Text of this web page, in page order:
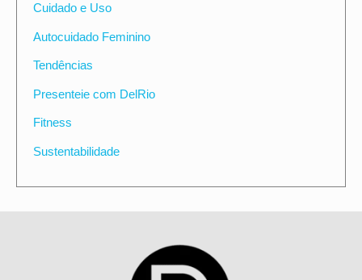
Cuidado e Uso
Autocuidado Feminino
Tendências
Presenteie com DelRio
Fitness
Sustentabilidade